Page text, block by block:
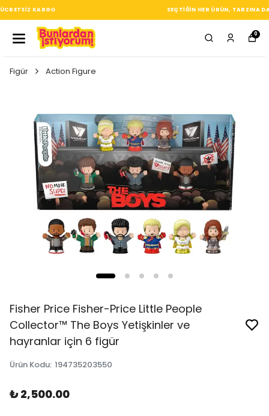
SEÇTIĞIN HER ÜRÜN, TARZINA DAIR KÜÇÜK BIR IMZA
0
Figür Action Figure
Fisher Price Fisher-Price Little People
Collector™ The Boys Yetişkinler ve
hayranlar için 6 figür
Ürün Kodu: 194735203550
₺ 2,500.00